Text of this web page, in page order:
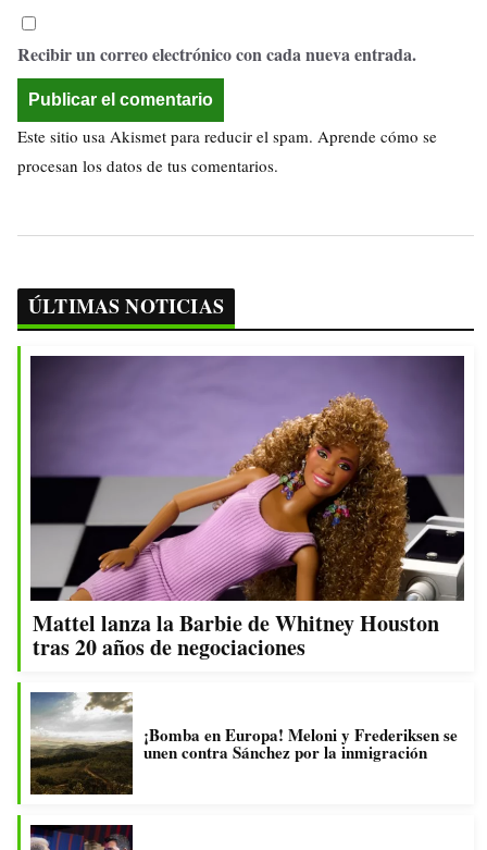
Recibir un correo electrónico con cada nueva entrada.
Este sitio usa Akismet para reducir el spam. Aprende cómo se
procesan los datos de tus comentarios.
ÚLTIMAS NOTICIAS
Mattel lanza la Barbie de Whitney Houston
tras 20 años de negociaciones
¡Bomba en Europa! Meloni y Frederiksen se
unen contra Sánchez por la inmigración